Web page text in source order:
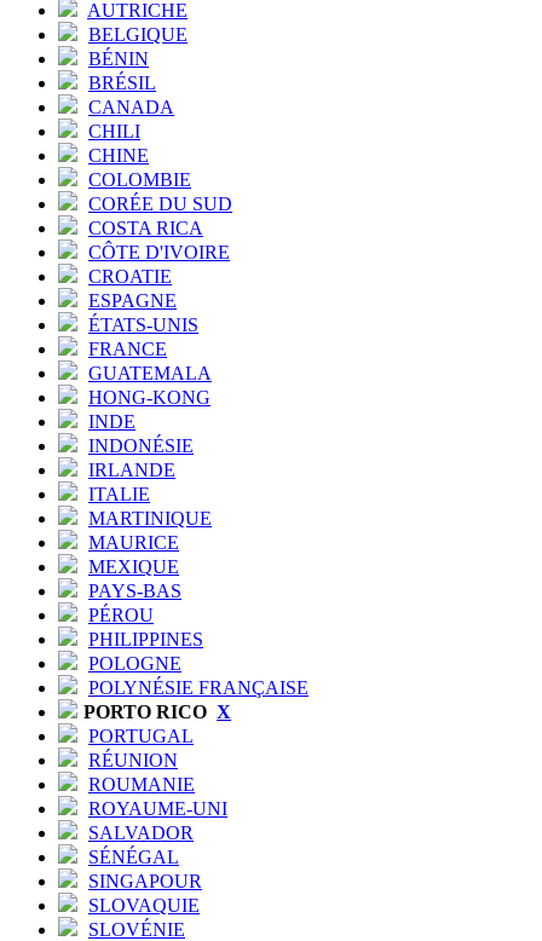
AUTRICHE
BELGIQUE
BÉNIN
BRÉSIL
CANADA
CHILI
CHINE
COLOMBIE
CORÉE DU SUD
COSTA RICA
CÔTE D'IVOIRE
CROATIE
ESPAGNE
ÉTATS-UNIS
FRANCE
GUATEMALA
HONG-KONG
INDE
INDONÉSIE
IRLANDE
ITALIE
MARTINIQUE
MAURICE
MEXIQUE
PAYS-BAS
PÉROU
PHILIPPINES
POLOGNE
POLYNÉSIE FRANÇAISE
PORTO RICO X
PORTUGAL
RÉUNION
ROUMANIE
ROYAUME-UNI
SALVADOR
SÉNÉGAL
SINGAPOUR
SLOVAQUIE
SLOVÉNIE